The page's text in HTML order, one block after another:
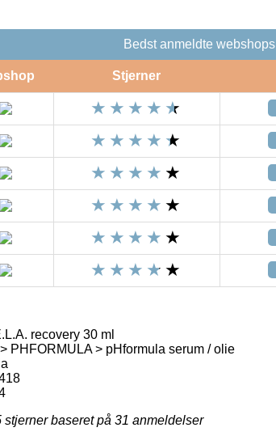
Bedst anmeldte webshops
Stjerner
recovery 30 ml
PHFORMULA > pHformula serum / olie
stjerner baseret på 31 anmeldelser